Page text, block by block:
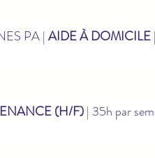
PA | AIDE À DOMICILE
(H/F) | 35h par